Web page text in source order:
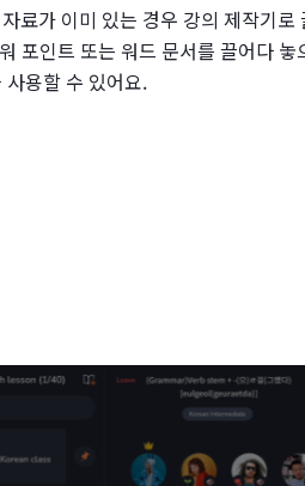
료가 이미 있는 경우 강의 제작기
포인트 또는 워드 문서를 끌어다
용할 수 있어요.